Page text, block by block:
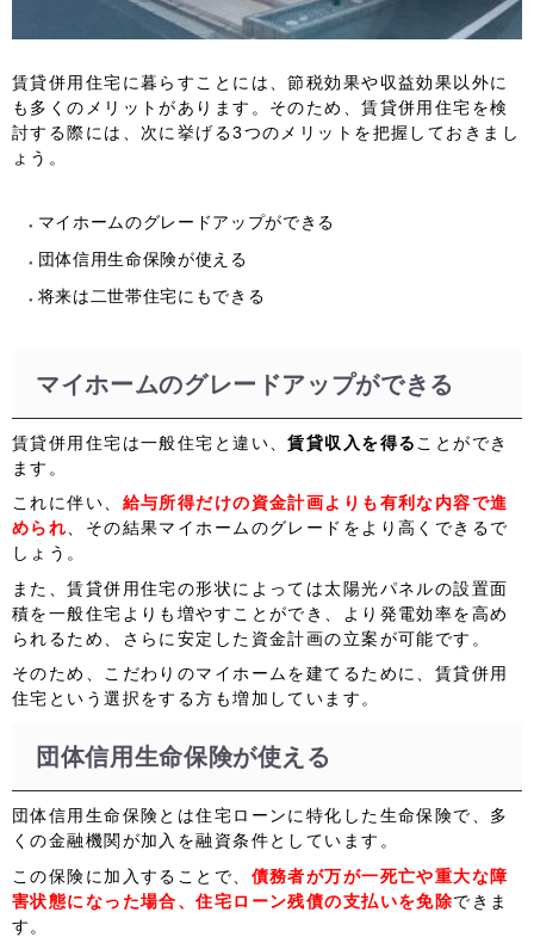
賃貸併用住宅に暮らすことには、節税効果や収益効果以外に
も多くのメリットがあります。そのため、賃貸併用住宅を検
討する際には、次に挙げる3つのメリットを把握しておきまし
ょう。
マイホームのグレードアップができる
団体信用生命保険が使える
将来は二世帯住宅にもできる
マイホームのグレードアップができる
賃貸併用住宅は一般住宅と違い、賃貸収入を得る ことができ
ます。
これに伴い、 給与所得だけの資金計画よりも有利な内容で進
められ 、その結果マイホームのグレードをより高くできるで
しょう。
また、賃貸併用住宅の形状によっては太陽光パネルの設置面
積を一般住宅よりも増やすことができ、より発電効率を高め
られるため、さらに安定した資金計画の立案が可能です。
そのため、こだわりのマイホームを建てるために、賃貸併用
住宅という選択をする方も増加しています。
団体信用生命保険が使える
団体信用生命保険とは住宅ローンに特化した生命保険で、多
くの金融機関が加入を融資条件としています。
この保険に加入することで、 債務者が万が一死亡や重大な障
害状態になった場合、住宅ローン残債の支払いを免除できま
す。